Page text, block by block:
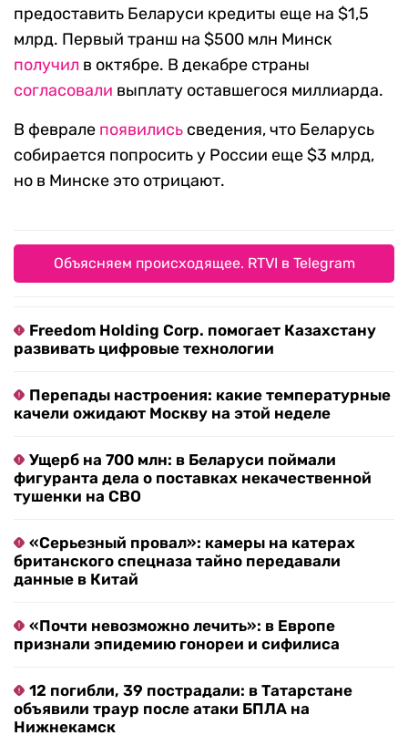
предоставить Беларуси кредиты еще на $1,5
млрд. Первый транш на $500 млн Минск
получил в октябре. В декабре страны
согласовали выплату оставшегося миллиарда.
В феврале появились сведения, что Беларусь
собирается попросить у России еще $3 млрд,
но в Минске это отрицают.
Объясняем происходящее. RTVI в Telegram
Freedom Holding Corp. помогает Казахстану
развивать цифровые технологии
Перепады настроения: какие температурные
качели ожидают Москву на этой неделе
Ущерб на 700 млн: в Беларуси поймали
фигуранта дела о поставках некачественной
тушенки на СВО
«Серьезный провал»: камеры на катерах
британского спецназа тайно передавали
данные в Китай
«Почти невозможно лечить»: в Европе
признали эпидемию гонореи и сифилиса
12 погибли, 39 пострадали: в Татарстане
объявили траур после атаки БПЛА на
Нижнекамск